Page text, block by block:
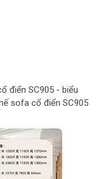
điển SC905 - biểu
sofa cổ điển SC905